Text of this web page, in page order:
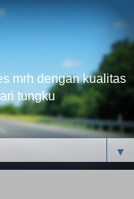
mrh dengan kualitas
tungku
▼